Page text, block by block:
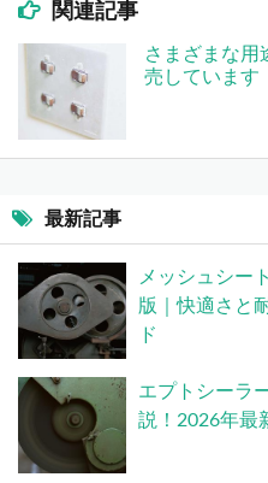
関連記事
さまざまな用
売しています
最新記事
メッシュシー
版｜快適さと
ド
エプトシーラ
説！2026年最